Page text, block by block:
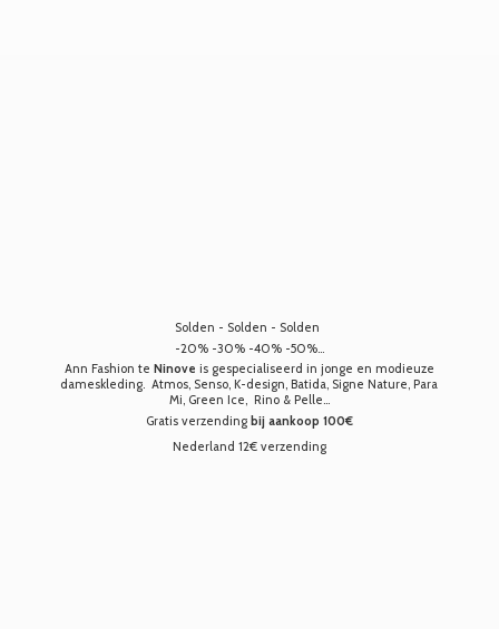
Solden - Solden - Solden
-20% -30% -40% -50%...
Ann Fashion te Ninove is gespecialiseerd in jonge en modieuze
dameskleding. Atmos, Senso, K-design, Batida, Signe Nature, Para
Mi, Green Ice, Rino & Pelle...
Gratis verzending bij aankoop 100€
Nederland 12€ verzending